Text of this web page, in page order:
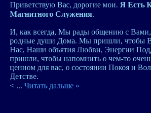
Приветствую Вас, дорогие мои. Я Есть
Магнитного Служения.
И, как всегда, Мы рады общению с Вами,
родные души Дома. Мы пришли, чтобы
Нас, Наши объятия Любви, Энергии
пришли, чтобы напомнить о чем-то
ценном для вас, о состоянии Покоя и
Детстве.
< ... Читать дальше »